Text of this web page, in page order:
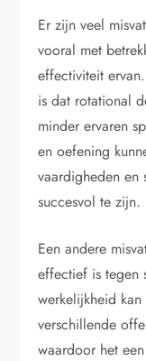
Er zijn veel
vooral met
effectiviteit
is dat rotational
minder ervaren
en oefening
vaardigheden en
succesvol te zijn.
Een andere
effectief is tegen
werkelijkheid
verschillende
waardoor het